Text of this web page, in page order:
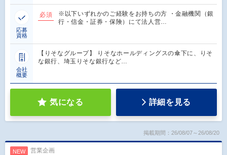
応募
資格
必須
※以下いずれかのご経験をお持ちの方 ・金融機関（銀
行・信金・証券・保険）にて法人営…
会社
概要
【りそなグループ】 りそなホールディングスの傘下に、りそ
な銀行、埼玉りそな銀行など…
気になる 詳細を見る
掲載期間：26/08/07～26/08/20
NEW 営業企画